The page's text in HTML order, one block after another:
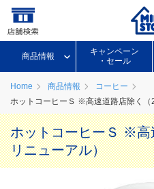
商品情報
キャンペーン
・セール
Home 商品情報
コーヒー
ホットコーヒーＳ ※高速道路店除く（
ホットコーヒーＳ ※高
リニューアル）